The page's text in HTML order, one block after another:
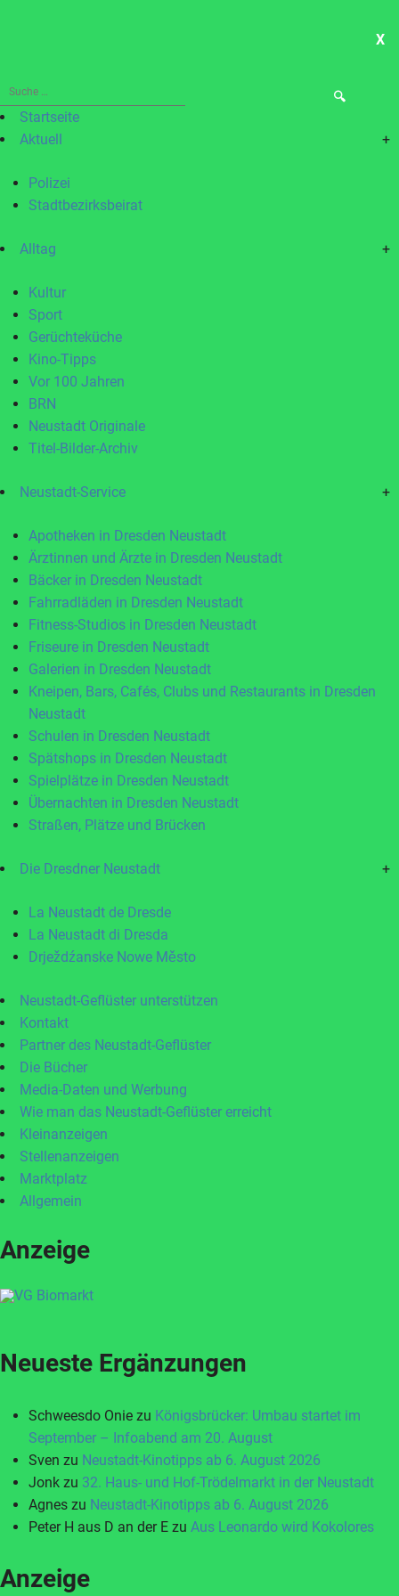
X
Suche
nach:Startseite
Aktuell
+
Polizei
Stadtbezirksbeirat
Alltag +
Kultur
Sport
Gerüchteküche
Kino-Tipps
Vor 100 Jahren
BRN
Neustadt Originale
Titel-Bilder-Archiv
Neustadt-Service +
Apotheken in Dresden Neustadt
Ärztinnen und Ärzte in Dresden Neustadt
Bäcker in Dresden Neustadt
Fahrradläden in Dresden Neustadt
Fitness-Studios in Dresden Neustadt
Friseure in Dresden Neustadt
Galerien in Dresden Neustadt
Kneipen, Bars, Cafés, Clubs und Restaurants in Dresden
Neustadt
Schulen in Dresden Neustadt
Spätshops in Dresden Neustadt
Spielplätze in Dresden Neustadt
Übernachten in Dresden Neustadt
Straßen, Plätze und Brücken
Die Dresdner Neustadt +
La Neustadt de Dresde
La Neustadt di Dresda
Drježdźanske Nowe Město
Neustadt-Geflüster unterstützen
Kontakt
Partner des Neustadt-Geflüster
Die Bücher
Media-Daten und Werbung
Wie man das Neustadt-Geflüster erreicht
Kleinanzeigen
Stellenanzeigen
Marktplatz
Allgemein
Anzeige
Neueste Ergänzungen
Schweesdo Onie zu Königsbrücker: Umbau startet im
September – Infoabend am 20. August
Sven zu Neustadt-Kinotipps ab 6. August 2026
Jonk zu 32. Haus- und Hof-Trödelmarkt in der Neustadt
Agnes zu Neustadt-Kinotipps ab 6. August 2026
Peter H aus D an der E zu Aus Leonardo wird Kokolores
Anzeige